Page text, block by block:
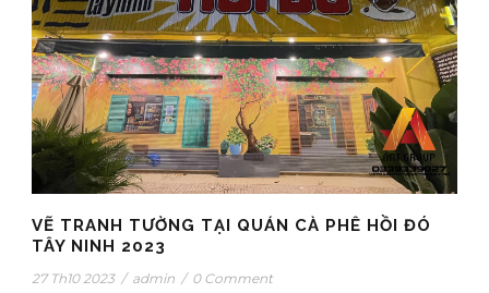
VẼ TRANH TƯỜNG TẠI QUÁN CÀ PHÊ HỒI ĐÓ
TÂY NINH 2023
27 Th10 2023 / admin / 0 Comment